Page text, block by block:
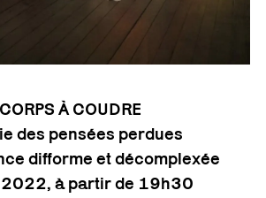
À COUDRE
des pensées perdues
difforme et décomplexée
à partir de 19h30